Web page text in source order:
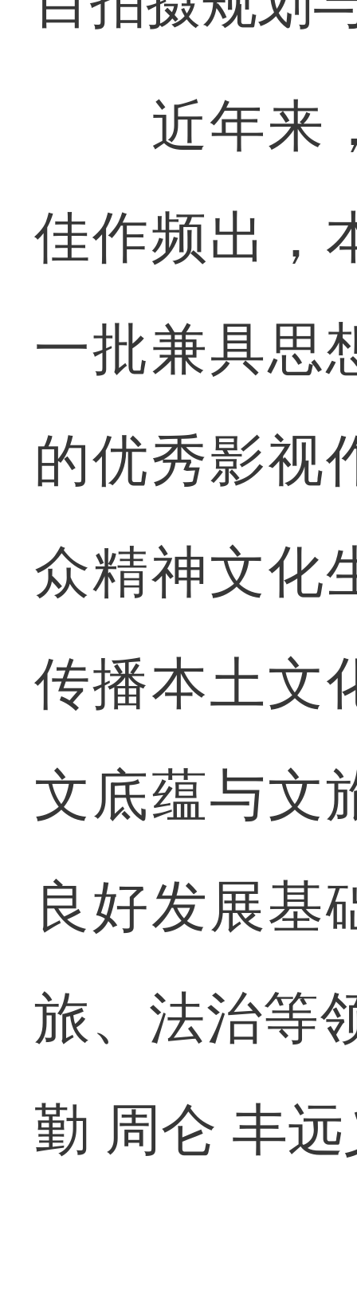
近年来，
佳作频出，
一批兼具思
的优秀影视
众精神文化
传播本土文
文底蕴与文
良好发展基
旅、法治等
勤 周仑 丰